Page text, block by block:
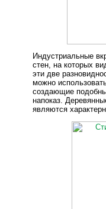
Индустриальные
стен, на которых
эти две
можно
создающие
напоказ.
являются